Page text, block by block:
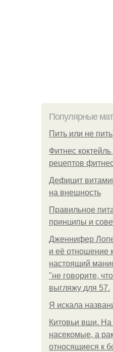
Популярные
Пить или не
Фитнес
рецептов
Дефицит
на внешность
Правильное
принципы и
Дженнифер
и её отношение
настоящий
"не говорите,
выгляжу для 57.
Я искала
Китовьи вши.
насекомые, а
относящиеся к